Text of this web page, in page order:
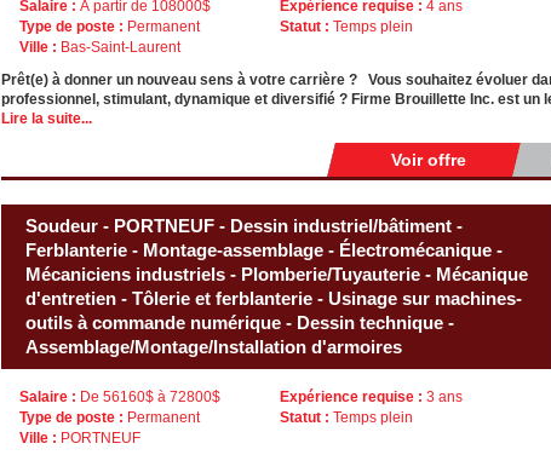
Salaire : À partir de 108000$
Type de poste : Permanent
Ville : Bas-Saint-Laurent
Expérience requise : 4 ans
Statut : Temps plein
Prêt(e) à donner un nouveau sens à votre carrière ? Vous souhaitez évoluer
professionnel, stimulant, dynamique et diversifié ? Firme Brouillette Inc. est un
Lire la suite...
Voir offre
Soudeur - PORTNEUF - Dessin industriel/bâtiment -
Ferblanterie - Montage-assemblage - Électromécanique -
Mécaniciens industriels - Plomberie/Tuyauterie - Mécanique
d'entretien - Tôlerie et ferblanterie - Usinage sur machines-
outils à commande numérique - Dessin technique -
Assemblage/Montage/Installation d'armoires
Salaire : De 56160$ à 72800$
Type de poste : Permanent
Ville : PORTNEUF
Expérience requise : 3 ans
Statut : Temps plein